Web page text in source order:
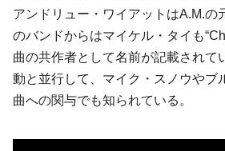
アンドリュー・ワイアットはA.M.の
のバンドからはマイケル・タイも
曲の共作者として名前が記載されて
動と並行して、マイク・スノウやブ
曲への関与でも知られている。